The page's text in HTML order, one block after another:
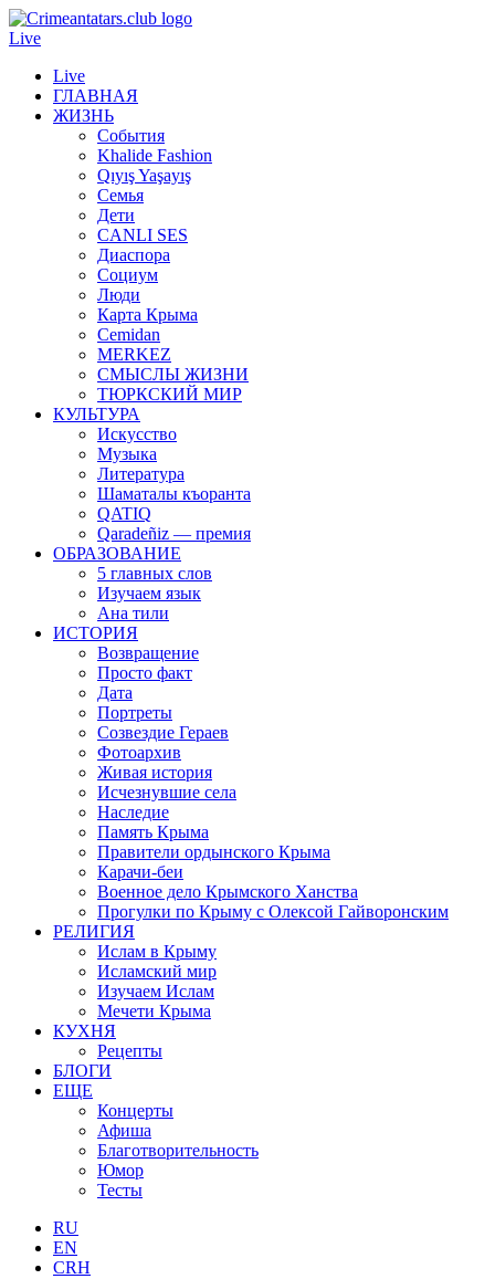
Live
Live
ГЛАВНАЯ
ЖИЗНЬ
События
Khalide Fashion
Qıyış Yaşayış
Семья
Дети
CANLI SES
Диаспора
Социум
Люди
Карта Крыма
Cemidan
МERKEZ
СМЫСЛЫ ЖИЗНИ
ТЮРКСКИЙ МИР
КУЛЬТУРА
Искусство
Музыка
Литература
Шаматалы къоранта
QATIQ
Qaradeñiz — премия
ОБРАЗОВАНИЕ
5 главных слов
Изучаем язык
Ана тили
ИСТОРИЯ
Возвращение
Просто факт
Дата
Портреты
Созвездие Гераев
Фотоархив
Живая история
Исчезнувшие села
Наследие
Память Крыма
Правители ордынского Крыма
Карачи-беи
Военное дело Крымского Ханства
Прогулки по Крыму с Олексой Гайворонским
РЕЛИГИЯ
Ислам в Крыму
Исламский мир
Изучаем Ислам
Мечети Крыма
КУХНЯ
Рецепты
БЛОГИ
ЕЩЕ
Концерты
Афиша
Благотворительность
Юмор
Тесты
RU
EN
CRH